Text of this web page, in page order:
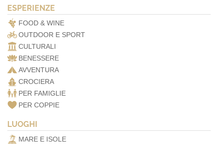
ESPERIENZE
FOOD & WINE
OUTDOOR E SPORT
CULTURALI
BENESSERE
AVVENTURA
CROCIERA
PER FAMIGLIE
PER COPPIE
LUOGHI
MARE E ISOLE